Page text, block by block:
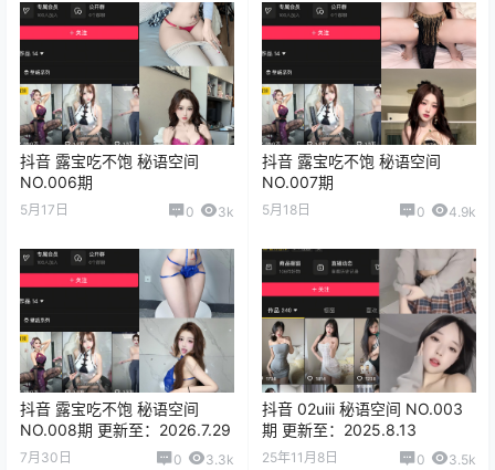
抖音 露宝吃不饱 秘语空间
NO.006期
5月17日 0 3k
抖音 露宝吃不饱 秘语空间
NO.007期
5月18日 0 4.9k
抖音 露宝吃不饱 秘语空间
NO.008期 更新至：2026.7.29
7月30日 0 3.3k
抖音 02uiii 秘语空间 NO.003
期 更新至：2025.8.13
25年11月8日 0 3.5k